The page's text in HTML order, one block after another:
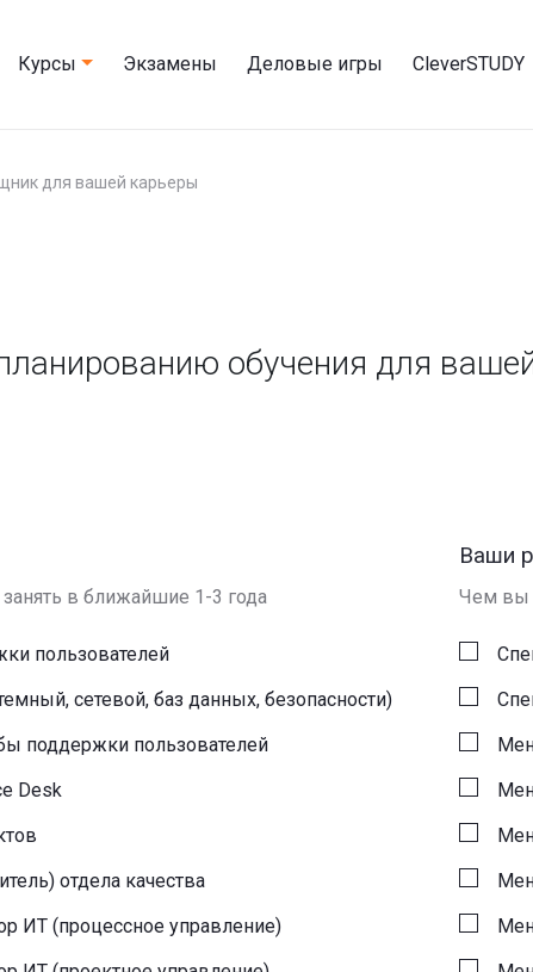
Курсы Экзамены Деловые игры CleverSTUDY
для вашей карьеры
обучения для
занять в ближайшие 1-3 года
пользователей
сетевой, баз данных, безопасности)
поддержки пользователей
Desk
отдела качества
ИТ (процессное управление)
Ваши
Чем вы